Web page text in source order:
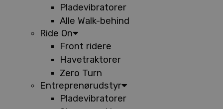
Pladevibratorer
Alle Walk-behind
Ride On
Front ridere
Havetraktorer
Zero Turn
Entreprenørudstyr
Pladevibratorer